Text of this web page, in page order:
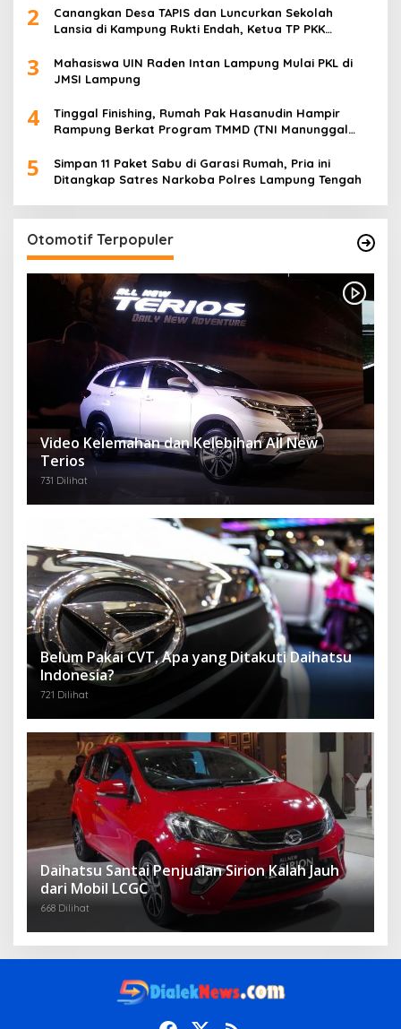
2
Canangkan Desa TAPIS dan Luncurkan Sekolah
Lansia di Kampung Rukti Endah, Ketua TP PKK
Desa
3
Mahasiswa UIN Raden Intan Lampung Mulai PKL di
JMSI Lampung
4
Tinggal Finishing, Rumah Pak Hasanudin Hampir
Rampung Berkat Program TMMD (TNI Manunggal
5
Simpan 11 Paket Sabu di Garasi Rumah, Pria ini
Ditangkap Satres Narkoba Polres Lampung Tengah
Otomotif Terpopuler
Video Kelemahan dan Kelebihan All New
Terios
731 Dilihat
Belum Pakai CVT, Apa yang Ditakuti Daihatsu
Indonesia?
721 Dilihat
Daihatsu Santai Penjualan Sirion Kalah Jauh
dari Mobil LCGC
668 Dilihat